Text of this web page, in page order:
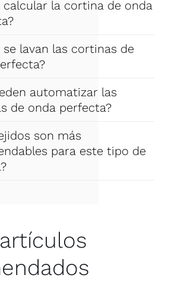
calcular la cortina de onda
se lavan las cortinas de
automatizar las
de onda perfecta?
son más
para este tipo de